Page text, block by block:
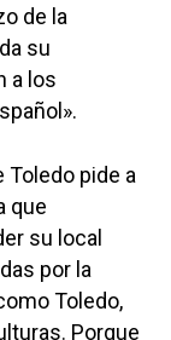
de la
su
a los
Toledo pide a
que
su local
por la
Toledo,
Porque